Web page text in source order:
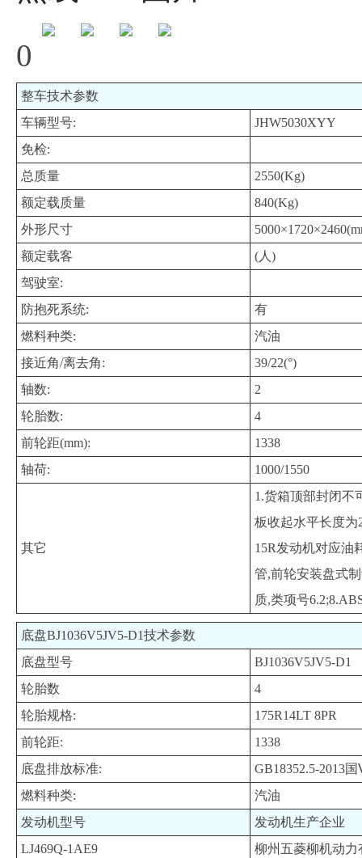
0
整车技术参数
车辆型号:
JHW5030XYY
免检:
总质量
2550(Kg)
额定载质量
840(Kg)
外形尺寸
额定载客
(人)
驾驶室:
防抱死系统:
有
燃料种类:
汽油
接近角/离去角:
39/22(°)
轴数:
2
轮胎数:
4
前轮距(mm):
1338
轴荷:
1000/1550
其它
1.货箱顶部封闭不
板收起水平长度为
15R发动机对应油
管,前轮安装盘式
质,类项号
底盘BJ1036V5JV5-D1技术参数
底盘型号
BJ1036V5JV5-D1
轮胎数
4
轮胎规格:
175R14LT 8PR
前轮距:
1338
底盘排放标准:
GB18352.5-2013
燃料种类:
汽油
发动机型号
发动机生产企业
LJ469Q-1AE9
柳州五菱柳机动力